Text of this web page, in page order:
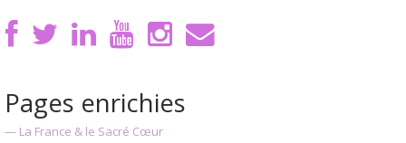
Pages enrichies
— La France & le Sacré Cœur